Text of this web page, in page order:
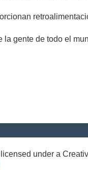
gente de todo el
under a